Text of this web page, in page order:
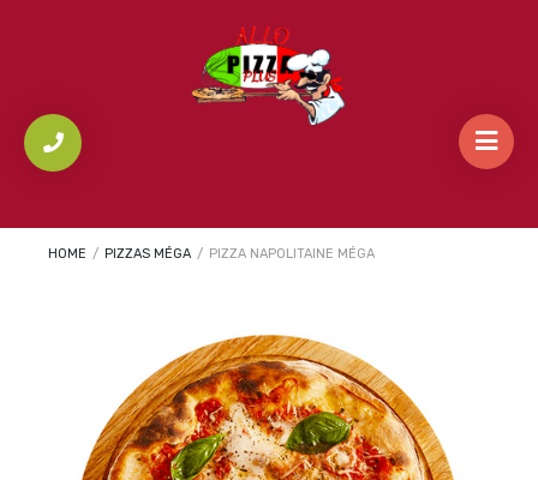
HOME / PIZZAS MÉGA / PIZZA NAPOLITAINE MÉGA